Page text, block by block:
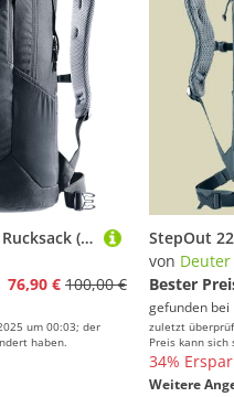
deuter Giga Laptop Rucksack (28 L)
76,90 € 100,00 €
um 00:03; der
haben.
StepOut
von Deuter
Bester
gefunden bei
zuletzt
Preis kann
34%
Weitere